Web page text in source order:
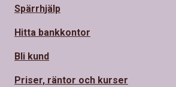
Spärrhjälp
Hitta bankkontor
Bli kund
Priser, räntor och kurser